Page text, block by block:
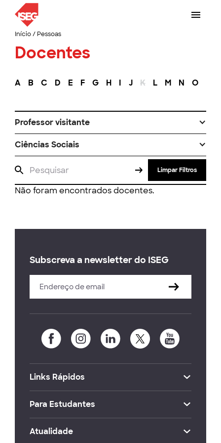
Início/ Pessoas
Docentes
A B C D E F G H I J K L M N O
Professor visitante
Ciências Sociais
Limpar Filtros
Não foram encontrados docentes.
Subscreva a newsletter do ISEG
Links Rápidos
Para Estudantes
Atualidade